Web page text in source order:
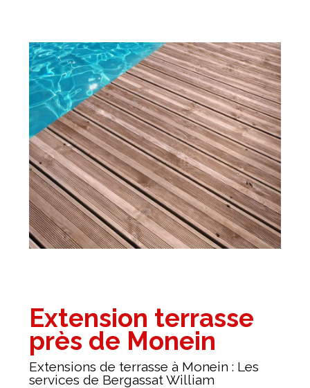
Extension terrasse
près de Monein
Extensions de terrasse à Monein : Les
services de Bergassat William